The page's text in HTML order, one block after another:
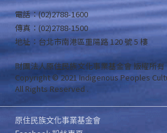
電話：(02)2788-1600
傳真：(02)2788-1500
地址：台北市南港區重陽路 120 號 5 樓
財團法人原住民族文化事業基金會 版權所有
Copyright © 2021 Indigenous Peoples
All Rights Reserved .
原住民族文化事業基金會